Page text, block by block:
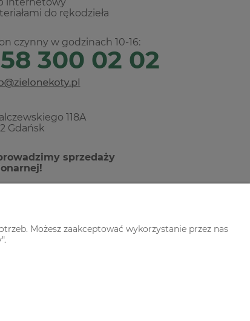
do rękodzieła
czynny w godzinach 10-16:
58 300 02 02
118A
Gdańsk
sprzedaży
Możesz zaakceptować wykorzystanie przez nas